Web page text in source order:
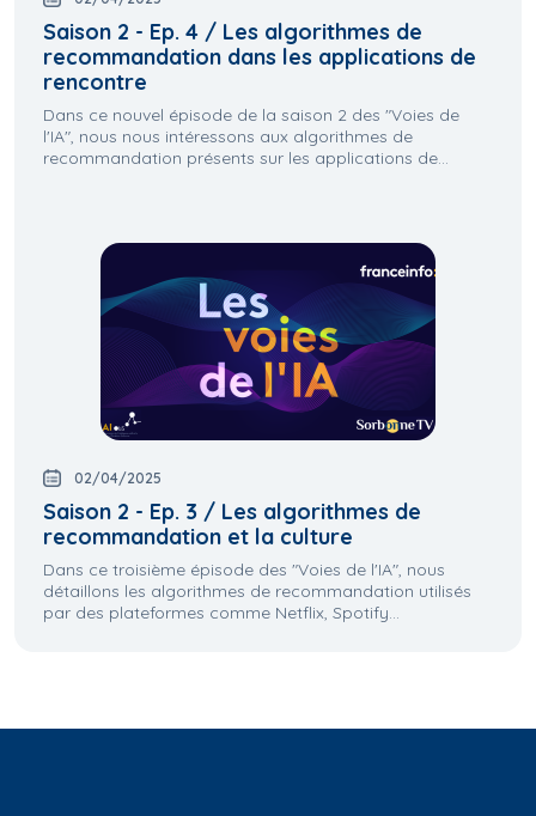
Saison 2 - Ep. 4 / Les algorithmes de
recommandation dans les applications de
rencontre
Dans ce nouvel épisode de la saison 2 des "Voies de
l'IA", nous nous intéressons aux algorithmes de
recommandation présents sur les applications de...
02/04/2025
Saison 2 - Ep. 3 / Les algorithmes de
recommandation et la culture
Dans ce troisième épisode des "Voies de l'IA", nous
détaillons les algorithmes de recommandation utilisés
par des plateformes comme Netflix, Spotify...